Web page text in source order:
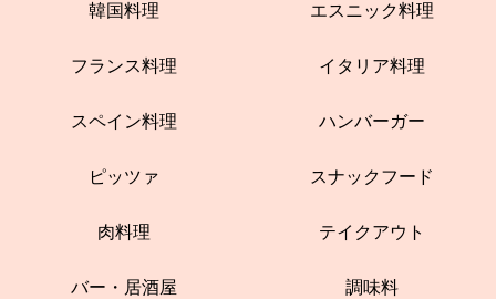
韓国料理 エスニック料理
フランス料理 イタリア料理
スペイン料理 ハンバーガー
ピッツァ スナックフード
肉料理 テイクアウト
バー・居酒屋 調味料